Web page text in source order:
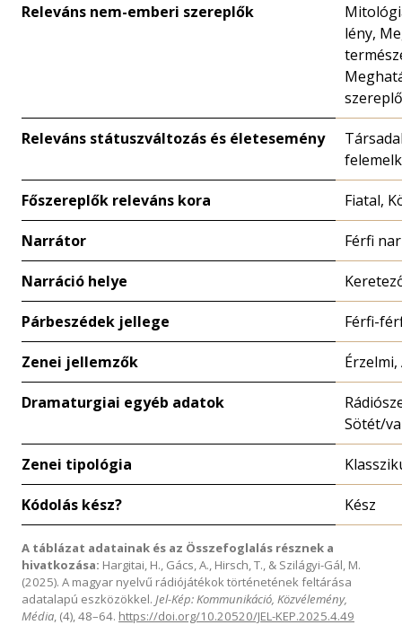
Releváns nem-emberi szereplők
lény,
szereplő
Releváns státuszváltozás és életesemény
Főszereplők releváns kora Fiatal,
Narrátor Férfi
Narráció helye
Párbeszédek jellege Férfi-
Zenei jellemzők
Dramaturgiai egyéb adatok
Sötét/
Zenei tipológia
Kódolás kész? Kész
A táblázat adatainak és az Összefoglalás résznek a
hivatkozása: Hargitai, H., Gács, A., Hirsch, T., & Szilágyi-Gál, M.
(2025). A magyar nyelvű rádiójátékok történetének feltárása
adatalapú eszközökkel. Jel-Kép: Kommunikáció, Közvélemény,
Média, (4), 48–64. https://doi.org/10.20520/JEL-KEP.2025.4.49